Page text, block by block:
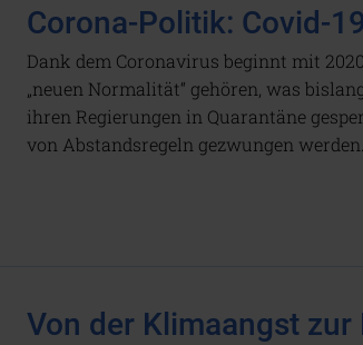
Corona-Politik: Covid-
Dank dem Coronavirus beginnt mit
„neuen Normalität“ gehören, was
ihren Regierungen in Quarantäne
von Abstandsregeln gezwungen werden.
Von der Klimaangst